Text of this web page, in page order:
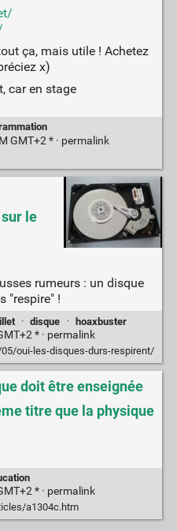
ça, mais utile ! Achetez
x)
car en stage
GMT+2 * · permalink
le
rumeurs : un disque
"respire" !
· disque · hoaxbuster
* · permalink
oui-les-disques-durs-respirent/
doit être enseignée
titre que la physique
* · permalink
a1304c.htm